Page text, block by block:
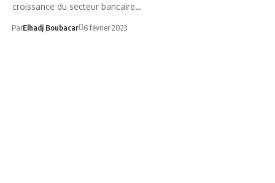
croissance du secteur bancaire…
ParElhadj Boubacar 6 février 2023